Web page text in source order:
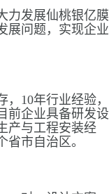
力发展仙桃银亿膜
展问题，实现企业
10年行业经验，
前企业具备研发设
产与工程安装经
市自治区。